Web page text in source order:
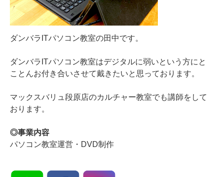
ダンバラITパソコン教室の田中です。
ダンバラITパソコン教室はデジタルに弱いという方にと
ことんお付き合いさせて戴きたいと思っております。
マックスバリュ段原店のカルチャー教室でも講師をして
おります。
◎事業内容
パソコン教室運営・DVD制作